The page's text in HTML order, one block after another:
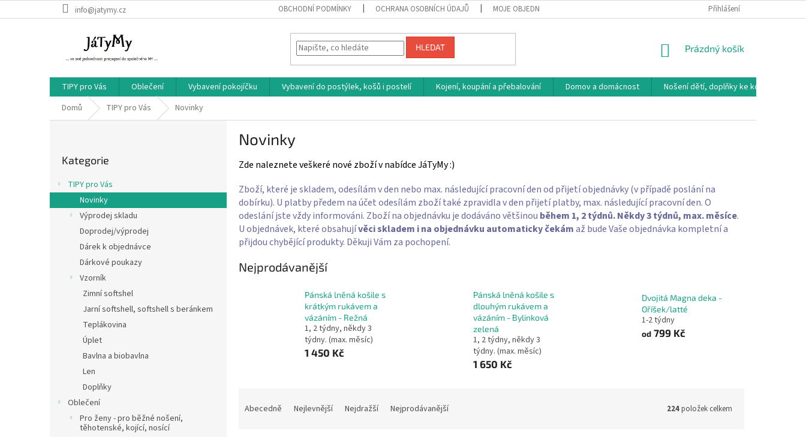
na
info@jatymy.cz OBCHODNÍ PODMÍNKY OCHRANA OSOBNÍCH ÚDAJŮ MOJE OBJEDNÁVKA DOPRAVA, PLATBY A
Přihlášení
HLEDAT
NÁKUPNÍ
Prázdný košík
TIPY pro Vás Oblečení Vybavení pokojíčku Vybavení do postýlek, košů i postelí Kojení, koupání a přebalování Domov a domácnost
Nošení dětí, doplňky ke kočárkům
Domů
TIPY pro Vás Novinky
a
n
kategorie
Kategorie
TIPY pro Vás
Novinky
Výprodej skladu
Doprodej/výprodej
Dárek k objednávce
Dárkové poukazy
Vzorník
Zimní softshel
Jarní softshell, softshell s beránkem
Teplákovina
Úplet
Bavlna a biobavlna
Len
Doplňky
Oblečení
Pro ženy - pro běžné nošení,
těhotenské, kojící, nosící
Novinky
Zde naleznete veškeré nové zboží v nabídce JáTyMy :)
Zboží, které je skladem, odesílám v den nebo max. následující pracovní den od přijetí objednávky (v případě poslání na
dobírku). U platby předem na účet odesílám zboží také zpravidla v den přijetí platby, max. následující pracovní den. O
odeslání jste vždy informováni. Zboží na objednávku je dodáváno většinou během 1, 2 týdnů. Někdy 3 týdnů, max. měsíce.
U objednávek, které obsahujívěci skladem i na objednávku automaticky čekámaž bude Vaše objednávka kompletní a
přijdou chybějící produkty. Děkuji Vám za pochopení.
Nejprodávanější
Pánská lněná košile s
krátkým rukávem a
vázáním - Režná
1, 2 týdny, někdy 3
týdny. (max. měsíc)
1 450 Kč
Pánská lněná košile s
dlouhým rukávem a
vázáním - Bylinková
zelená
1, 2 týdny, někdy 3
týdny. (max. měsíc)
1 650 Kč
Dvojitá Magna deka -
Oříšek/latté
1-2 týdny
od799 Kč
Abecedně Nejlevnější Nejdražší Nejprodávanější 224položek celkem